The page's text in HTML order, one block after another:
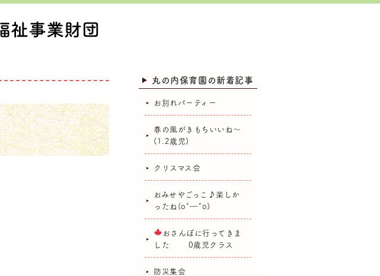
丸の内保育園の新着記事
お別れパーティー
春の風がきもちいいね～
(1.2歳児)
クリスマス会
おみせやごっこ♪楽しか
ったね(o^―^o)
おさんぽに行ってきま
した 0歳児クラス
防災集会